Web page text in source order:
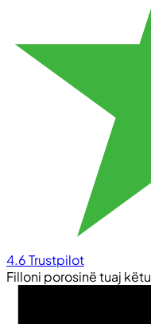
4.6Trustpilot
Filloni porosinë tuaj këtu